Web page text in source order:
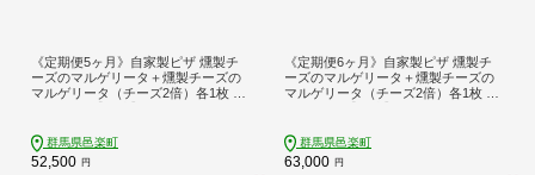
《定期便5ヶ月》自家製ピザ 燻製チ
ーズのマルゲリータ＋燻製チーズの
マルゲリータ（チーズ2倍）各1枚 計
群馬県邑楽町
52,500 円
《定期便6ヶ月》自家製ピザ 燻製チ
ーズのマルゲリータ＋燻製チーズの
マルゲリータ（チーズ2倍）各1枚 計
群馬県邑楽町
63,000 円